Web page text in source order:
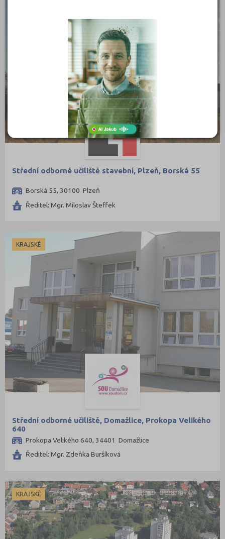
Střední odborné učiliště stavební, Plzeň, Borská 55
Borská 55, 30100 Plzeň
Ředitel: Mgr. Miloslav Šteffek
KRAJSKÉ
Střední odborné učiliště, Domažlice, Prokopa Velikého
640
Prokopa Velikého 640, 34401 Domažlice
Ředitel: Mgr. Zdeňka Buršíková
KRAJSKÉ